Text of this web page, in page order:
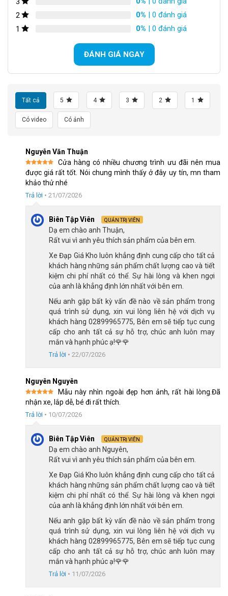
Món Quà Ý Nghĩa Giúp Bé Tự Tin Vận Động Mỗi Ngày
Thương Hiệu Xe Đạp Trẻ Em Jazz Bear Là Lựa Chọn Đáng Tin Cậy
Kết Luận
cùng gia đình. Thiết kế tổng thể vừa đáng yêu vừa tạo cảm giác
thích thú cho trẻ mỗi khi sử dụng.
Xe được thiết kế xinh xắn cùng với màu sắc bắt mắt của Jazz Bear a-
Khung thép sơn tĩnh điện bền bỉ
Khung xe được chế tạo từ hợp kim thép chịu lực kết hợp lớp
sơn tĩnh điện bên ngoài, giúp tăng độ bền và hạn chế tình trạng
bong tróc sơn trong quá trình sử dụng.
Kết cấu khung chắc chắn giúp xe vận hành ổn định trên các
cung đường bằng phẳng như sân nhà, công viên hay khu dân
cư. Đây là yếu tố quan trọng giúp bé cảm thấy an tâm và thoải
mái hơn khi tập luyện hoặc vui chơi.
khung xe đạp trẻ em Jazz Bear A-2301 18 inch được làm bằng hợp
kim thép chắc chắn
Hệ thống càng và ghi đông chắc chắn
Xe đạp trẻ em Jazz Bear A-2301 18 inch được trang bị
càng/phuộc thép, vành thép, pô-tăng thép và cốt yên thép. Đây
là các chi tiết cơ bản giúp xe ổn định hơn trong quá trình bé sử
Thiết kế ghi đông vừa tầm giúp bé dễ dàng điều khiển hướng lái
2
0% | 0 đánh giá
1
0% | 0 đánh giá
ĐÁNH GIÁ NGAY
Tất cả 5 4 3 2 1
Có video Có ảnh
Nguyễn Văn Thuận
Được xếp
hạng5 5
sao
Cửa hàng có nhiều chương trình ưu đãi nên mua
được giá rất tốt. Nói chung mình thấy ở đây uy tín, mn tham
khảo thử nhé
Trả lời • 21/07/2026
Biên Tập Viên QUẢN TRỊ VIÊN
Dạ em chào anh Thuận,
Rất vui vì anh yêu thích sản phẩm của bên em.
Xe Đạp Giá Kho luôn khẳng định cung cấp cho tất cả
khách hàng những sản phẩm chất lượng cao và tiết
kiệm chi phí nhất có thể. Sự hài lòng và khen ngợi
của anh là khẳng định lớn nhất với bên em.
Nếu anh gặp bất kỳ vấn đề nào về sản phẩm trong
quá trình sử dụng, xin vui lòng liên hệ với dịch vụ
khách hàng 02899965775, Bên em sẽ tiếp tục cung
cấp cho anh tất cả sự hỗ trợ, chúc anh luôn may
mắn và hạnh phúc ạ!🌹🌹
Trả lời • 22/07/2026
Nguyên Nguyên
Được xếp
hạng 5 5
sao
Mẫu này nhìn ngoài đẹp hơn ảnh, rất hài lòng.Đã
nhận xe, lắp dễ, bé đi rất thích.
Trả lời • 10/07/2026
Biên Tập Viên QUẢN TRỊ VIÊN
Dạ em chào anh Nguyên,
Rất vui vì anh yêu thích sản phẩm của bên em.
Xe Đạp Giá Kho luôn khẳng định cung cấp cho tất cả
khách hàng những sản phẩm chất lượng cao và tiết
kiệm chi phí nhất có thể. Sự hài lòng và khen ngợi
của anh là khẳng định lớn nhất với bên em.
Nếu anh gặp bất kỳ vấn đề nào về sản phẩm trong
quá trình sử dụng, xin vui lòng liên hệ với dịch vụ
khách hàng 02899965775, Bên em sẽ tiếp tục cung
cấp cho anh tất cả sự hỗ trợ, chúc anh luôn may
mắn và hạnh phúc ạ!🌹🌹
Trả lời • 11/07/2026